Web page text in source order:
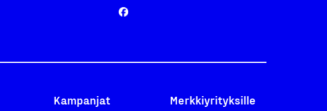
Kampanjat Merkkiyrityksille